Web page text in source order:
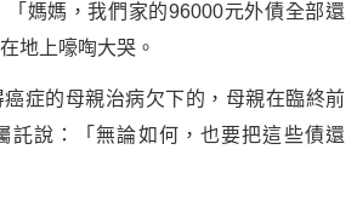
媽媽，我們家的96000元外債全部還
地上嚎啕大哭。
症的母親治病欠下的，母親在臨終前
託說：「無論如何，也要把這些債還